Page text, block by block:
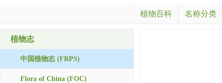
植物百科 名称分类
植物志
中国植物志 (FRPS)
Flora of China (FOC)